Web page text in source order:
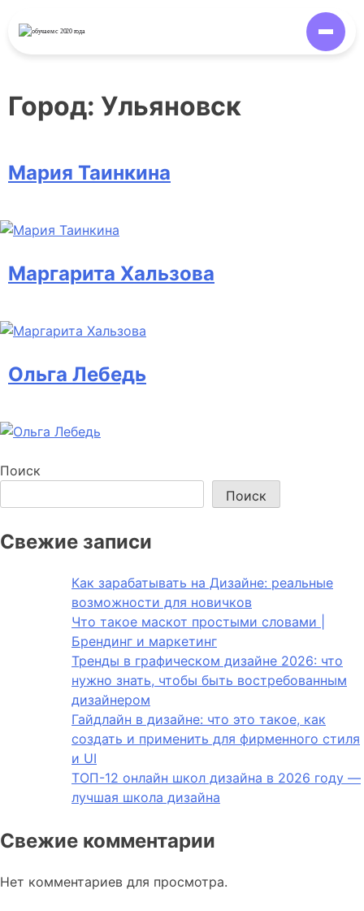
обучаемс 2020 года
Город: Ульяновск
Мария Таинкина
Маргарита Хальзова
Ольга Лебедь
Поиск
Поиск
Свежие записи
Как зарабатывать на Дизайне: реальные
возможности для новичков
Что такое маскот простыми словами |
Брендинг и маркетинг
Тренды в графическом дизайне 2026: что
нужно знать, чтобы быть востребованным
дизайнером
Гайдлайн в дизайне: что это такое, как
создать и применить для фирменного стиля
и UI
ТОП-12 онлайн школ дизайна в 2026 году —
лучшая школа дизайна
Свежие комментарии
Нет комментариев для просмотра.